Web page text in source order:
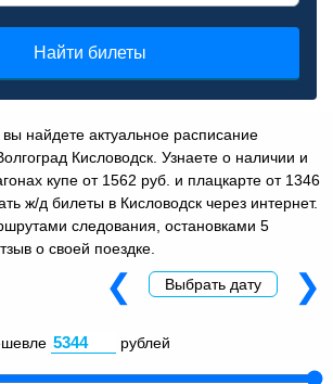
Найти билеты
найдете актуальное расписание
Кисловодск. Узнаете о наличии и
купе от 1562 руб. и плацкарте от 1346
ж/д билеты в Кисловодск через интернет.
следования, остановками 5
о своей поездке.
рублей
❮ Выбрать дату ❯